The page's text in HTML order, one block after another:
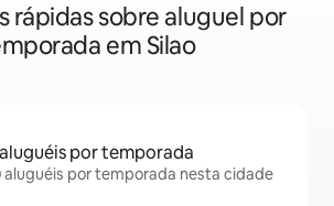
rápidas sobre aluguel por
em Silao
por temporada
aluguéis por temporada nesta cidade